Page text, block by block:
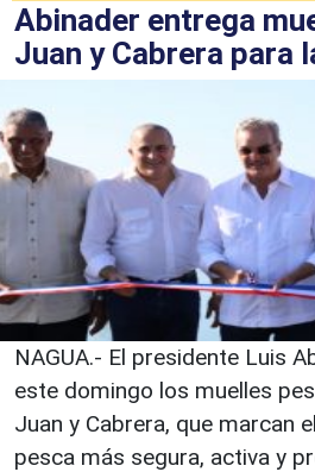
Abinader entrega
Juan y Cabrera para
NAGUA.- El presidente Luis
este domingo los muelles
Juan y Cabrera, que marcan
pesca más segura, activa y